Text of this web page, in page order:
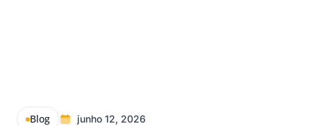
Blog junho 12, 2026